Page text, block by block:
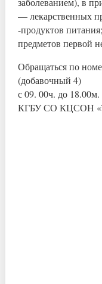
— лекарственных
-продуктов питания;
предметов первой
Обращаться по
(добавочный 4)
с 09. 00ч. до
КГБУ СО КЦСОН